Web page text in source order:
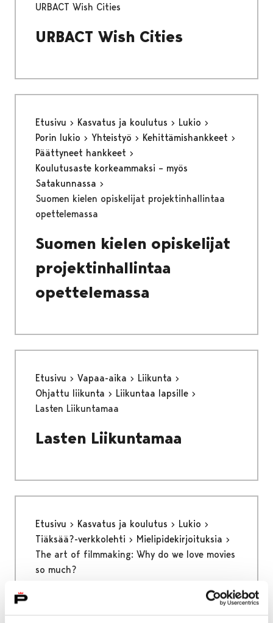
URBACT Wish Cities
URBACT Wish Cities
Etusivu Kasvatus ja koulutus
Lukio
Porin lukio
Yhteistyö
Kehittämishankkeet
Päättyneet hankkeet
Koulutusaste korkeammaksi – myös
Satakunnassa
Suomen kielen opiskelijat projektinhallintaa
opettelemassa
Suomen kielen opiskelijat
projektinhallintaa
opettelemassa
Etusivu Vapaa-aika
Liikunta
Ohjattu liikunta
Liikuntaa lapsille
Lasten Liikuntamaa
Lasten Liikuntamaa
Etusivu Kasvatus ja koulutus
Lukio
Tiäksää?-verkkolehti
Mielipidekirjoituksia
The art of filmmaking: Why do we love movies
so much?